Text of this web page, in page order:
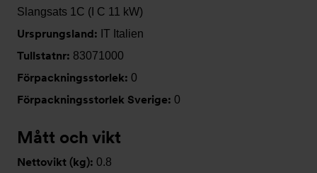
Slangsats 1C (I C 11 kW)
Ursprungsland: IT Italien
Tullstatnr: 83071000
Förpackningsstorlek: 0
Förpackningsstorlek Sverige: 0
Mått och vikt
Nettovikt (kg): 0.8